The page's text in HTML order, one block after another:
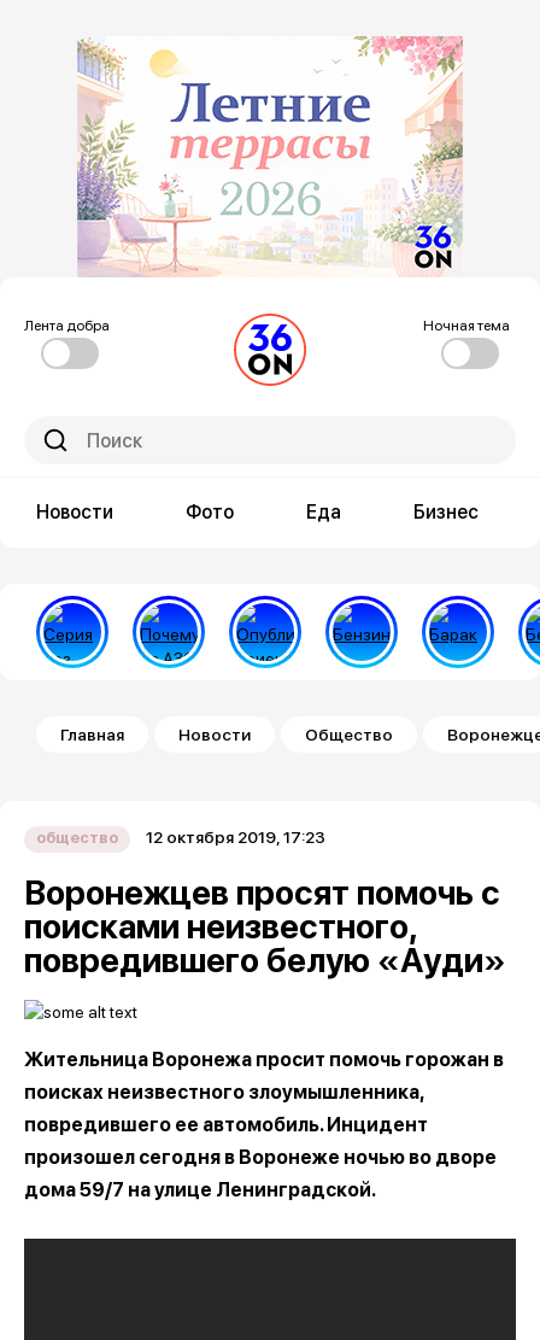
Лента добра Ночная тема
Новости Фото Еда Бизнес
Строка навигации
Главная Новости Общество
общество 12 октября 2019, 17:23
Воронежцев просят помочь с
поисками неизвестного,
повредившего белую «Ауди»
Жительница Воронежа просит помочь горожан в
поисках неизвестного злоумышленника,
повредившего ее автомобиль. Инцидент
произошел сегодня в Воронеже ночью во дворе
дома 59/7 на улице Ленинградской.